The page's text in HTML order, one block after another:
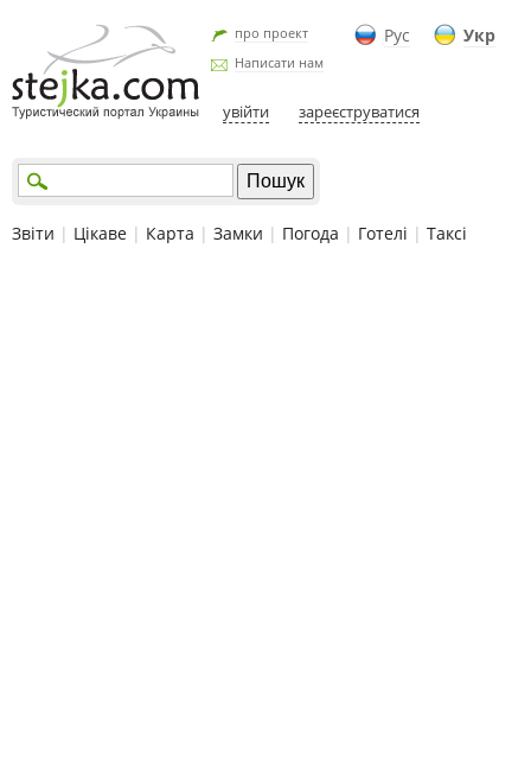
Рус Укр
про проект
Написати нам
увійти зареєструватися
Звіти | Цікаве | Карта | Замки | Погода | Готелі | Таксі